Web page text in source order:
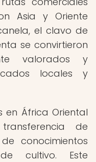
Asia y Oriente
el clavo de
se convirtieron
valorados y
locales y
en África Oriental
de
conocimientos
cultivo. Este